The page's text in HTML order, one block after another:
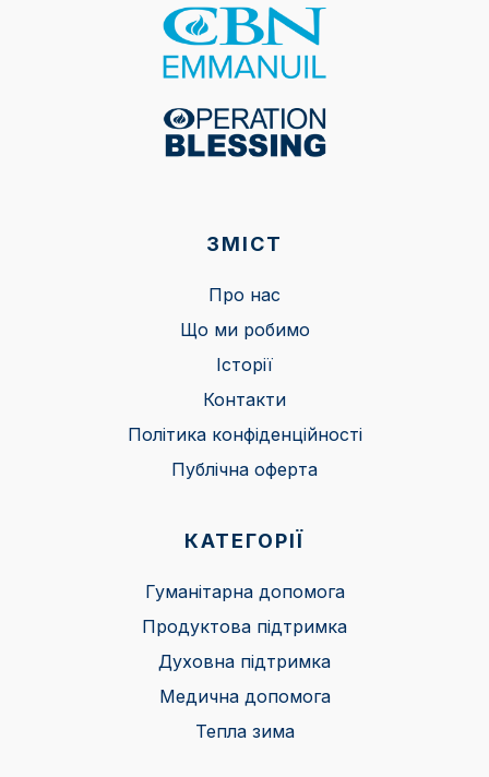
ЗМІСТ
Про нас
Що ми робимо
Історії
Контакти
Політика конфіденційності
Публічна оферта
КАТЕГОРІЇ
Гуманітарна допомога
Продуктова підтримка
Духовна підтримка
Медична допомога
Тепла зима